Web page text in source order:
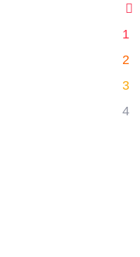

1
2
3
4